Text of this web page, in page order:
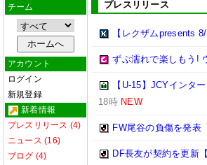
チーム
アカウント
ログイン
新規登録
新着情報
プレスリリース (4)
ニュース (16)
ブログ (4)
プレスリリース
【レクザムpresents
ずぶ濡れで楽しもう!
【U-15】JCYインタ
18時 NEW
FW尾谷の負傷を発表
DF長友が契約を更新